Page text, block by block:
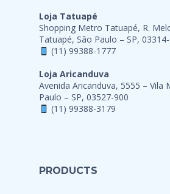
Loja Tatuapé
Shopping Metro Tatuapé, R.
Tatuapé, São Paulo – SP,
(11) 99388-1777
Loja Aricanduva
Avenida Aricanduva, 5555 – Vila
Paulo – SP, 03527-900
(11) 99388-3179
PRODUCTS